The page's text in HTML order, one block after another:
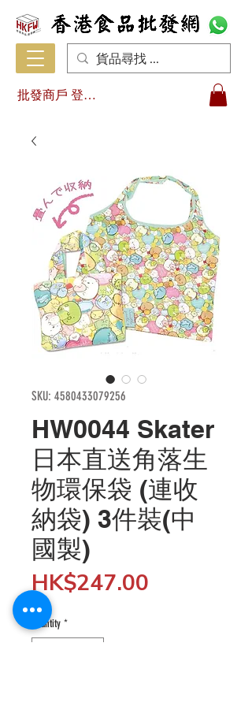
批發商戶 登入/註冊
SKU: 4580433079256
HW0044 Skater
日本直送角落生
物環保袋 (連收
納袋) 3件裝(中
國製)
HK$247.00
Quantity *